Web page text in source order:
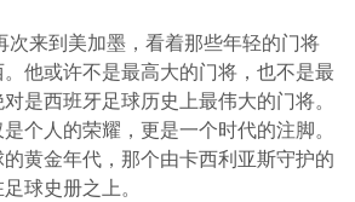
次来到美加墨，看着那些年轻的门将
他或许不是最高大的门将，也不是最
是西班牙足球历史上最伟大的门将。
个人的荣耀，更是一个时代的注脚。
黄金年代，那个由卡西利亚斯守护的
球史册之上。